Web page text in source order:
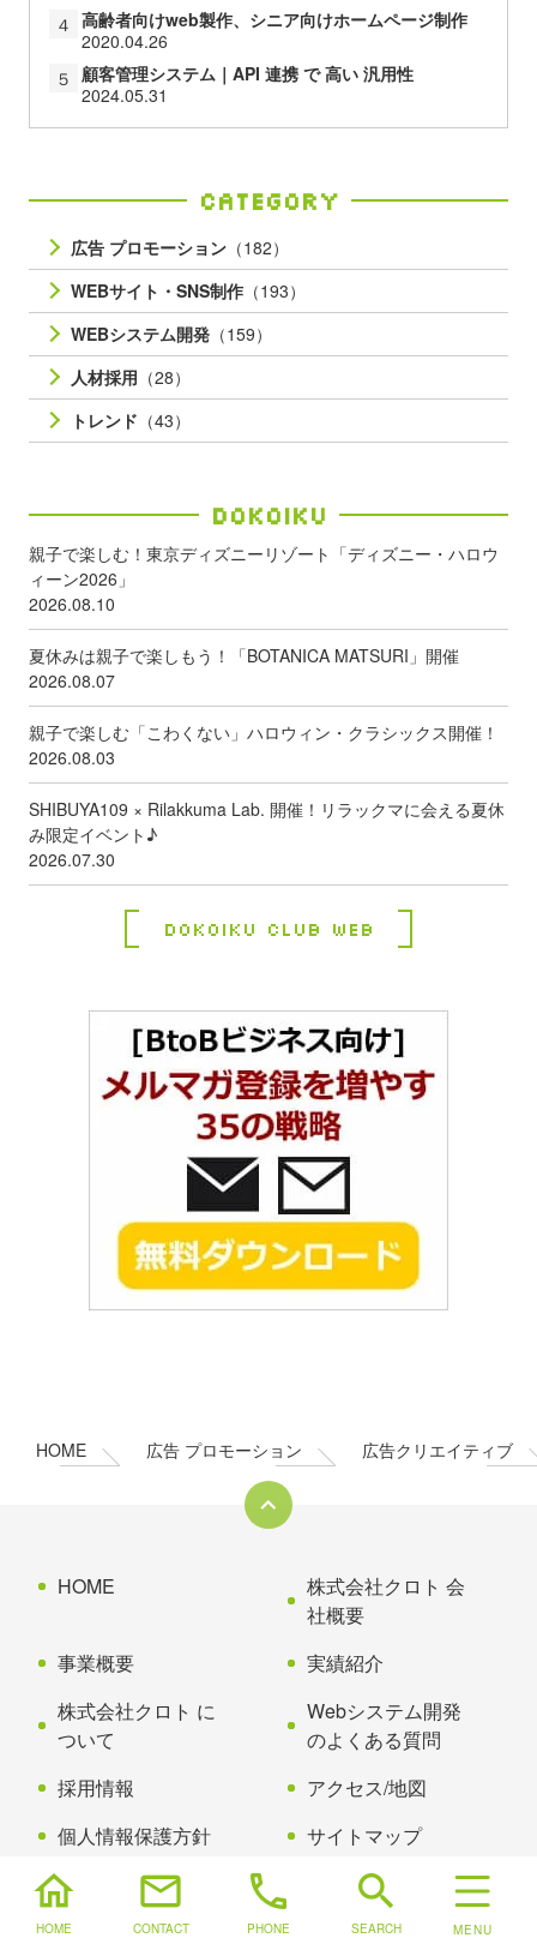
４ 高齢者向けweb製作、シニア向けホームページ制作
2020.04.26
５ 顧客管理システム｜API 連携 で 高い 汎用性
2024.05.31
Category
広告 プロモーション （182）
WEBサイト・SNS制作 （193）
WEBシステム開発 （159）
人材採用 （28）
トレンド （43）
Dokoiku
親子で楽しむ！東京ディズニーリゾート「ディズニー・ハロウ
ィーン2026」
2026.08.10
夏休みは親子で楽しもう！「BOTANICA MATSURI」開催
2026.08.07
親子で楽しむ「こわくない」ハロウィン・クラシックス開催！
2026.08.03
SHIBUYA109 × Rilakkuma Lab. 開催！リラックマに会える夏休
み限定イベント♪
2026.07.30
Dokoiku Club Web
HOME 広告 プロモーション 広告クリエイティブ
HOME
株式会社クロト 会
社概要
事業概要
実績紹介
株式会社クロト に
ついて
Webシステム開発
のよくある質問
採用情報
アクセス/地図
個人情報保護方針
サイトマップ
HTML版サイトマップ
home
HOME
mail
CONTACT
phone
PHONE
search
SEARCH